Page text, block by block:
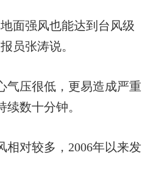
面强风也能达到台风级
员张涛说。
压很低，更易造成严重
数十分钟。
对较多，2006年以来发